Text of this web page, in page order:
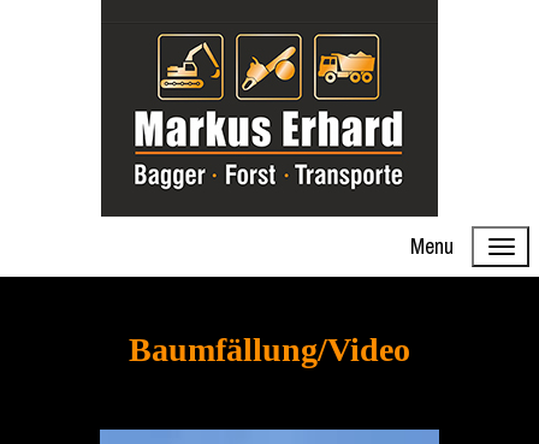
Menu
Baumfällung/Video